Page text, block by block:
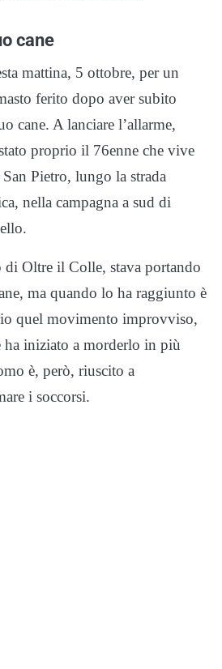
cane
mattina, 5 ottobre, per un
ferito dopo aver subito
cane. A lanciare l’allarme,
proprio il 76enne che vive
Pietro, lungo la strada
nella campagna a sud di
di Oltre il Colle, stava portando
ma quando lo ha raggiunto è
quel movimento improvviso,
ha iniziato a morderlo in più
è, però, riuscito a
i soccorsi.